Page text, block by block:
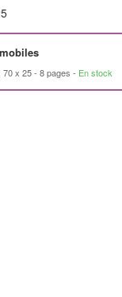
70 x 25 8 pages En stock